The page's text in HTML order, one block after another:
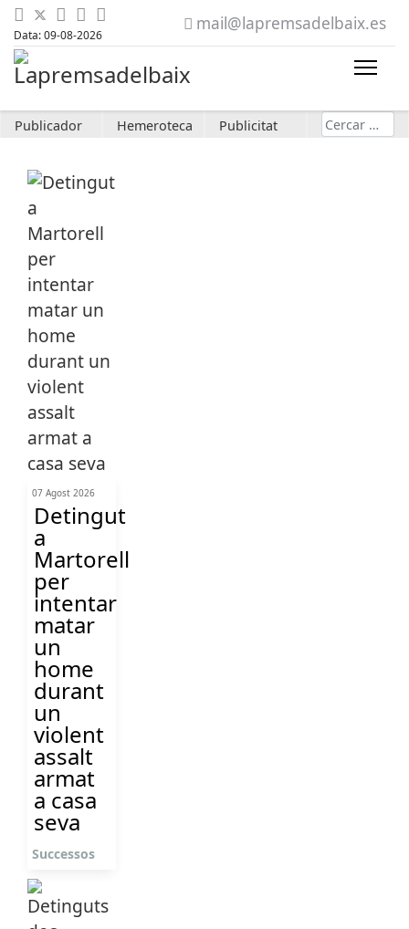
Data: 09-08-2026
mail@lapremsadelbaix.es
Publicador Hemeroteca Publicitat Cerca
07 Agost 2026
Detingut
a
Martorell
per
intentar
matar
un
home
durant
un
violent
assalt
armat
a casa
seva
Successos